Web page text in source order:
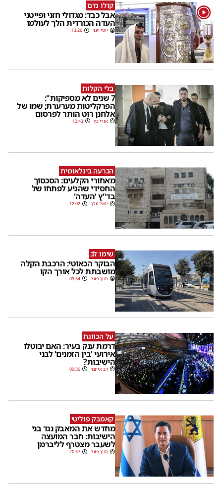
1 קולו נדם
אבל כבד: מגדולי חזני ופייטני
העדה הכורדית הלך לעולמו
יוסי וינר 13:20
בלי הקלות
7 שנים לא מספיקות":
הפרקליטות מערערת; שמו של
אלחנן רוט הותר לפרסום
אורי כץ 12:43
הכרעה בינלאומית
מאחורי הקלעים: הסכסוך
החסידי שהגיע לפתחו של
בד"ץ 'העדה'
יואל וולך 12:02
שימו לב
הבוקר הכאוטי: הרכבת הקלה
מושבתת לכל אורך הקו
חנוך פוגל 09:54
על הכוונת
דרמת ענק בעיר: האם יבוטלו
אירועי 'בין הזמנים' לבני
הישיבות?
דב אייזנר 09:30
קאמבק פוליטי
מחדש את המאבק נגד בני
הישיבות: חבר המועצה
לשעבר מצטרף לליברמן
חנוך פוגל 20:57